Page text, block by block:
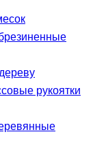
рукоятки